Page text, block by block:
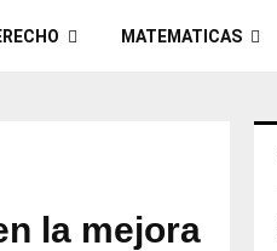
MATEMATICAS
la mejora